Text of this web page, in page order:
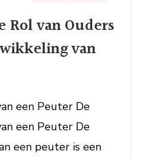
Belangrijke
Rol
van
de
Taalontwikkeling
een
Rol van Ouders
van
een Peuter De
een Peuter De
een peuter is een